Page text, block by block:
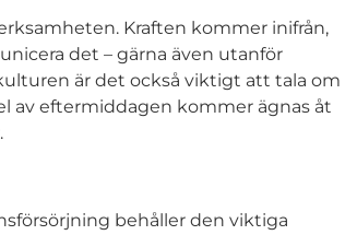
Kraften kommer inifrån,
det – gärna även utanför
är det också viktigt att tala om
av eftermiddagen kommer ägnas åt
behåller den viktiga